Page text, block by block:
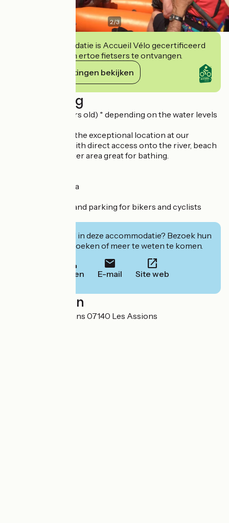
2/3
Deze accommodatie is Accueil Vélo gecertificeerd
en verbindt zich ertoe fietsers te ontvangen.
Haar verplichtingen bekijken
Beschrijving
(Fof all from 5 years old) * depending on the water levels
Make the most of the exceptional location at our
departure point with direct access onto the river, beach
and a large flat water area great for bathing.
Shaded picnic area
Changing rooms and parking for bikers and cyclists
Geïnteresseerd in deze accommodatie? Bezoek hun
website om te boeken of meer te weten te komen.
Bellen E-mail Site web
Localisation
3737 route des Vans 07140 Les Assions